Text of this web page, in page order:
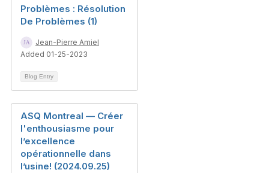
Problèmes : Résolution
De Problèmes (1)
Jean-Pierre Amiel
Added 01-25-2023
Blog Entry
ASQ Montreal — Créer
l'enthousiasme pour
l’excellence
opérationnelle dans
l’usine! (2024.09.25)